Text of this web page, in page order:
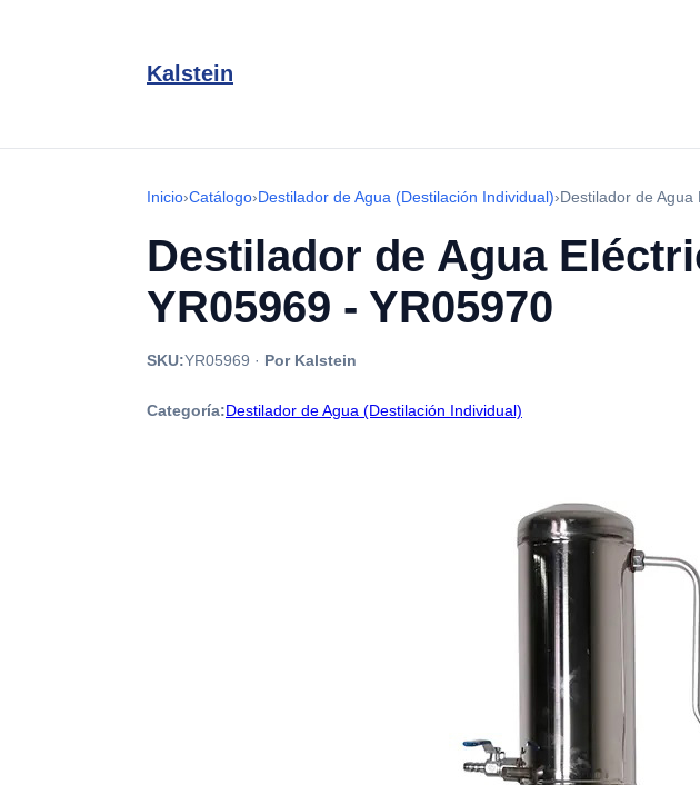
Kalstein
Inicio›Catálogo›Destilador de Agua (Destilación Individual)›Destilador de
Destilador de Agua
YR05969 - YR05970
SKU:YR05969 · Por Kalstein
Categoría:Destilador de Agua (Destilación Individual)